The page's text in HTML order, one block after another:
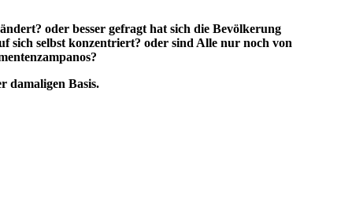
oder besser gefragt hat sich die Bevölkerung
sich selbst konzentriert? oder sind Alle nur noch von
damaligen Basis.